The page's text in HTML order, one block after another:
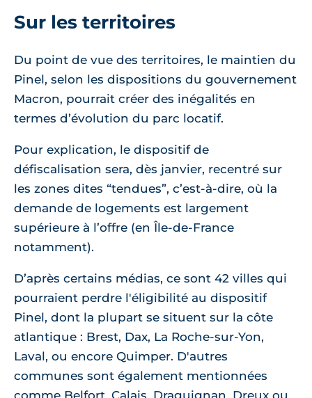
Sur les territoires
Du point de vue des territoires, le maintien du
Pinel, selon les dispositions du gouvernement
Macron, pourrait créer des inégalités en
termes d’évolution du parc locatif.
Pour explication, le dispositif de
défiscalisation sera, dès janvier, recentré sur
les zones dites “tendues”, c’est-à-dire, où la
demande de logements est largement
supérieure à l’offre (en Île-de-France
notamment).
D’après certains médias, ce sont 42 villes qui
pourraient perdre l'éligibilité au dispositif
Pinel, dont la plupart se situent sur la côte
atlantique : Brest, Dax, La Roche-sur-Yon,
Laval, ou encore Quimper. D'autres
communes sont également mentionnées
comme Belfort, Calais, Draguignan, Dreux ou